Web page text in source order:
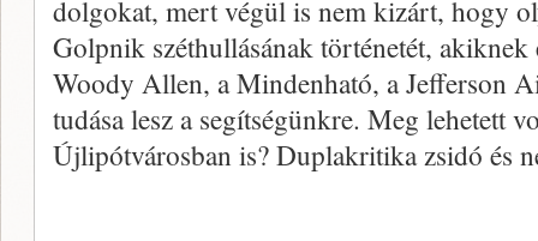
dolgokat, mert végül is nem kizárt, hogy
Golpnik széthullásának történetét,
Woody Allen, a Mindenható, a Jefferson
tudása lesz a segítségünkre. Meg lehetett
Újlipótvárosban is? Duplakritika zsidó és